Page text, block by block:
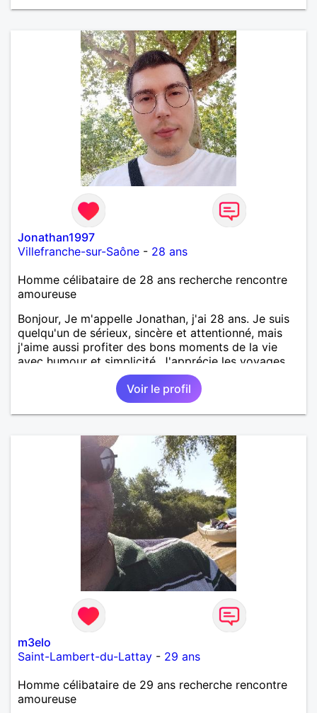
Jonathan1997
Villefranche-sur-Saône - 28 ans
Homme célibataire de 28 ans recherche rencontre
amoureuse
Bonjour, Je m'appelle Jonathan, j'ai 28 ans. Je suis
quelqu'un de sérieux, sincère et attentionné, mais
j'aime aussi profiter des bons moments de la vie
avec humour et simplicité. J'apprécie les voyages,
les découvertes, les jeux vidéo et les moments de
détente. Je suis à la recherche d'une personne
authentique avec qui partager de belles
expériences, construire une relation sérieuse basée
apprécies les conversations sincères, les fous rires
et les personnes qui savent ce qu'elles veulent,
n'hésite pas à venir discuter. Au plaisir de faire
connaissance !
Voir le profil
m3elo
Saint-Lambert-du-Lattay - 29 ans
Homme célibataire de 29 ans recherche rencontre
amoureuse